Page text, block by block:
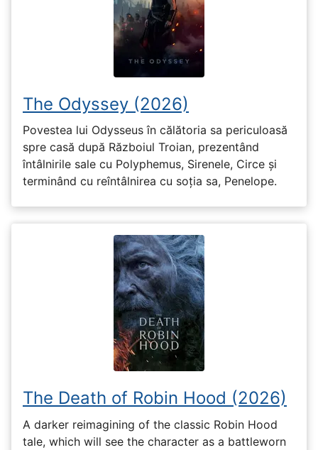
The Odyssey (2026)
Povestea lui Odysseus în călătoria sa periculoasă
spre casă după Războiul Troian, prezentând
întâlnirile sale cu Polyphemus, Sirenele, Circe și
terminând cu reîntâlnirea cu soția sa, Penelope.
The Death of Robin Hood (2026)
A darker reimagining of the classic Robin Hood
tale, which will see the character as a battleworn